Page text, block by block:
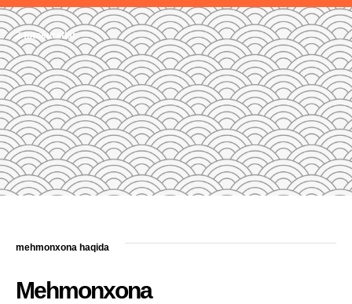
2 fotosuratlar
mehmonxona haqida
Mehmonxona